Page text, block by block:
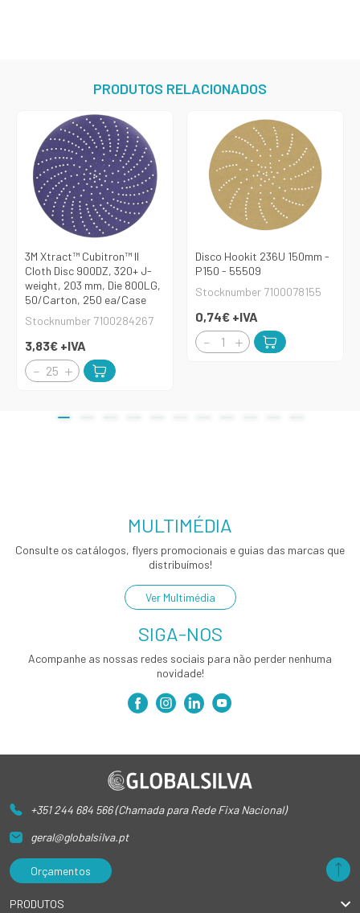
PRODUTOS RELACIONADOS
3M Xtract™ Cubitron™ II
Cloth Disc 900DZ, 320+ J-
weight, 203 mm, Die 800LG,
50/Carton, 250 ea/Case
Stocknumber 7100284267
3,83€ +IVA
Disco Hookit 236U 150mm -
P150 - 55509
Stocknumber 7100078155
0,74€ +IVA
MULTIMÉDIA
Consulte os catálogos, flyers promocionais e guias das marcas que
distribuímos!
Ver Multimédia
SIGA-NOS
Acompanhe as nossas redes sociais para não perder nenhuma
novidade!
+351 244 684 566 (Chamada para Rede Fixa Nacional)
geral@globalsilva.pt
Orçamentos
PRODUTOS